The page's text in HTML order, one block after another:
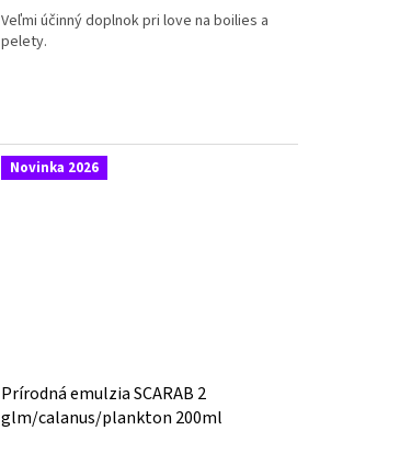
Veľmi účinný doplnok pri love na boilies a
pelety.
Novinka 2026
Prírodná emulzia SCARAB 2
glm/calanus/plankton 200ml